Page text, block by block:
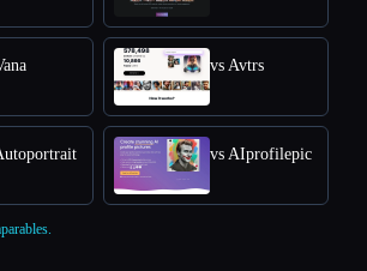
vs Avtrs
vs AIprofilepic